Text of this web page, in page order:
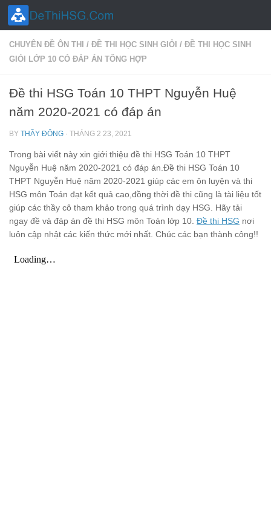
Skip to content
CHUYÊN ĐỀ ÔN THI / ĐỀ THI HỌC SINH GIỎI / ĐỀ THI HỌC SINH
GIỎI LỚP 10 CÓ ĐÁP ÁN TỔNG HỢP
Đề thi HSG Toán 10 THPT Nguyễn Huệ
năm 2020-2021 có đáp án
BY THẦY ĐÔNG · THÁNG 2 23, 2021
Trong bài viết này xin giới thiệu đề thi HSG Toán 10 THPT
Nguyễn Huệ năm 2020-2021 có đáp án.Đề thi HSG Toán 10
THPT Nguyễn Huệ năm 2020-2021 giúp các em ôn luyện và thi
HSG môn Toán đạt kết quả cao,đồng thời đề thi cũng là tài liệu tốt
giúp các thầy cô tham khảo trong quá trình dạy HSG. Hãy tải
ngay đề và đáp án đề thi HSG môn Toán lớp 10. Đề thi HSG nơi
luôn cập nhật các kiến thức mới nhất. Chúc các bạn thành công!!